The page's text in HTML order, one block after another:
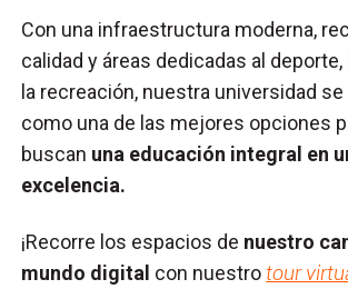
Con una infraestructura moderna,
calidad y áreas dedicadas al
la recreación, nuestra universidad
como una de las mejores opciones
buscan una educación integral en
excelencia.
¡Recorre los espacios de nuestro
mundo digital con nuestro tour